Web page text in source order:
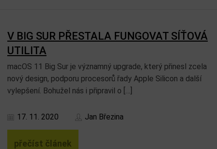
V BIG SUR PŘESTALA FUNGOVAT SÍŤOVÁ
UTILITA
macOS 11 Big Sur je významný upgrade, který přinesl zcela
nový design, podporu procesorů řady Apple Silicon a další
vylepšení. Bohužel nás i připravil o […]
17. 11. 2020 Jan Březina
přečíst článek